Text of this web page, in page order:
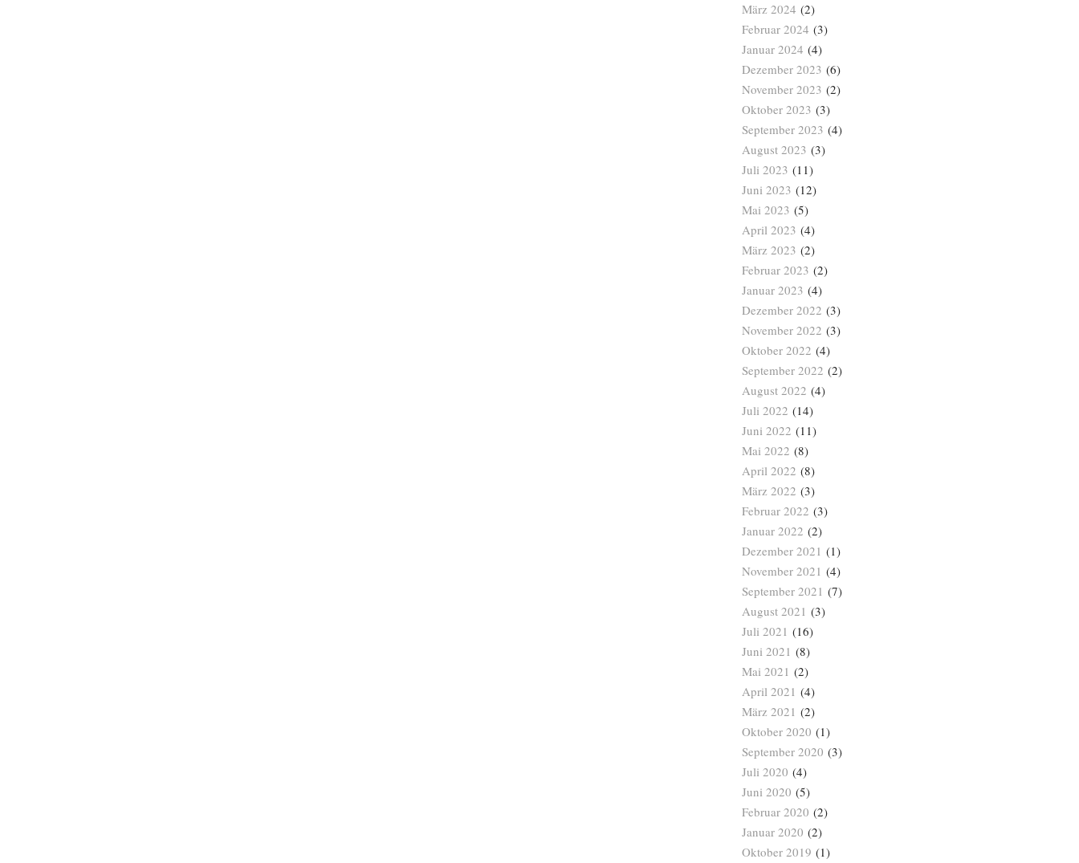
März 2024 (2)
Februar 2024 (3)
Januar 2024 (4)
Dezember 2023 (6)
November 2023 (2)
Oktober 2023 (3)
September 2023 (4)
August 2023 (3)
Juli 2023 (11)
Juni 2023 (12)
Mai 2023 (5)
April 2023 (4)
März 2023 (2)
Februar 2023 (2)
Januar 2023 (4)
Dezember 2022 (3)
November 2022 (3)
Oktober 2022 (4)
September 2022 (2)
August 2022 (4)
Juli 2022 (14)
Juni 2022 (11)
Mai 2022 (8)
April 2022 (8)
März 2022 (3)
Februar 2022 (3)
Januar 2022 (2)
Dezember 2021 (1)
November 2021 (4)
September 2021 (7)
August 2021 (3)
Juli 2021 (16)
Juni 2021 (8)
Mai 2021 (2)
April 2021 (4)
März 2021 (2)
Oktober 2020 (1)
September 2020 (3)
Juli 2020 (4)
Juni 2020 (5)
Februar 2020 (2)
Januar 2020 (2)
Oktober 2019 (1)